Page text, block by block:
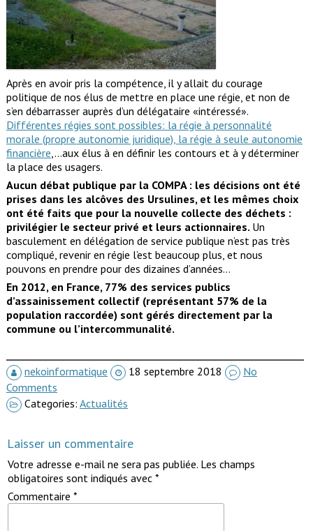
Après en avoir pris la compétence, il y allait du courage
politique de nos élus de mettre en place une régie, et non de
s’en débarrasser auprès d’un délégataire «intéressé».
Différentes régies sont possibles: la régie à personnalité
morale (propre autonomie juridique), la régie à seule autonomie
financière,…aux élus à en définir les contours et à y déterminer
la place des usagers.
Aucun débat publique par la COMPA : les décisions ont été
prises dans les alcôves des Ursulines, et les mêmes choix
ont été faits que pour la nouvelle collecte des déchets :
privilégier le secteur privé et leurs actionnaires. Un
basculement en délégation de service publique n’est pas très
compliqué, revenir en régie l’est beaucoup plus, et nous
pouvons en prendre pour des dizaines d’années…
En 2012, en France, 77% des services publics
d’assainissement collectif (représentant 57% de la
population raccordée) sont gérés directement par la
commune ou l’intercommunalité.
nekoinformatique 18 septembre 2018
No
Comments
Categories: Actualités
Laisser un commentaire
Votre adresse e-mail ne sera pas publiée. Les champs
obligatoires sont indiqués avec *
Commentaire *